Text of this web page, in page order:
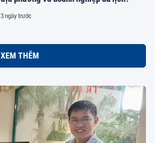
3 ngày trước
XEM THÊM